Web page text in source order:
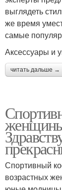
выглядеть
же время
самые
Аксессуары и
читать дальше →
Спортивный
возрастных